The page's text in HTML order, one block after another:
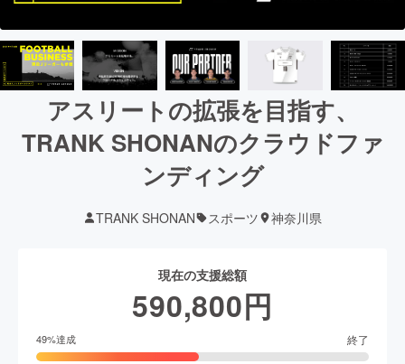
アスリートの拡張を目指す、
TRANK SHONANのクラウドファ
ンディング
TRANK SHONAN スポーツ 神奈川県
現在の支援総額
590,800円
49%達成 終了